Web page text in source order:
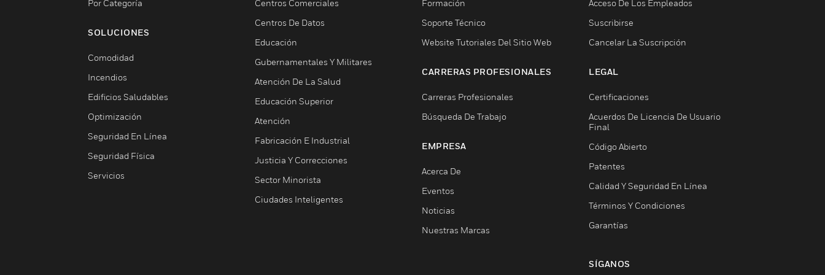
Por Categoría
SOLUCIONES
Comodidad
Incendios
Edificios Saludables
Optimización
Seguridad En Línea
Seguridad Física
Servicios
Centros Comerciales
Centros De Datos
Educación
Gubernamentales Y Militares
Atención De La Salud
Educación Superior
Atención
Fabricación E Industrial
Justicia Y Correcciones
Sector Minorista
Ciudades Inteligentes
Formación
Soporte Técnico
Website Tutoriales Del Sitio Web
CARRERAS PROFESIONALES
Carreras Profesionales
Búsqueda De Trabajo
EMPRESA
Acerca De
Eventos
Noticias
Nuestras Marcas
Acceso De Los Empleados
Suscribirse
Cancelar La Suscripción
LEGAL
Certificaciones
Acuerdos De Licencia De Usuario
Final
Código Abierto
Patentes
Calidad Y Seguridad En Línea
Términos Y Condiciones
Garantías
SÍGANOS